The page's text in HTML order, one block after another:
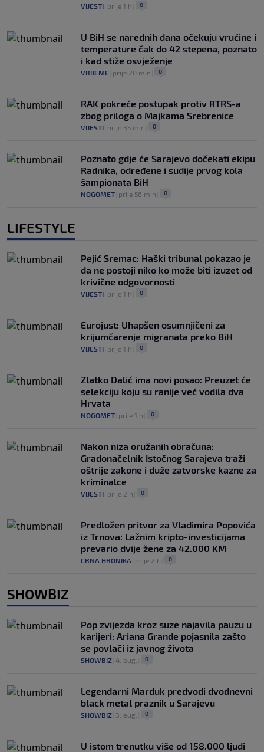
VIJESTI prije 1 h 0
U BiH se narednih dana očekuju vrućine i
temperature čak do 42 stepena, poznato
i kad stiže osvježenje
VRIJEME prije 20 min 0
RAK pokreće postupak protiv RTRS-a
zbog priloga o Majkama Srebrenice
VIJESTI prije 35 min 0
Poznato gdje će Sarajevo dočekati ekipu
Radnika, određene i sudije prvog kola
šampionata BiH
NOGOMET prije 56 min 0
LIFESTYLE
Pejić Sremac: Haški tribunal pokazao je
da ne postoji niko ko može biti izuzet od
krivične odgovornosti
VIJESTI prije 1 h 0
Eurojust: Uhapšen osumnjičeni za
krijumčarenje migranata preko BiH
VIJESTI prije 1 h 0
Zlatko Dalić ima novi posao: Preuzet će
selekciju koju su ranije već vodila dva
Hrvata
NOGOMET prije 1 h 0
Nakon niza oružanih obračuna:
Gradonačelnik Istočnog Sarajeva traži
oštrije zakone i duže zatvorske kazne za
kriminalce
VIJESTI prije 2 h 0
Predložen pritvor za Vladimira Popovića
iz Trnova: Lažnim kripto-investicijama
prevario dvije žene za 42.000 KM
CRNA HRONIKA prije 2 h 0
SHOWBIZ
Pop zvijezda kroz suze najavila pauzu u
karijeri: Ariana Grande pojasnila zašto
se povlači iz javnog života
SHOWBIZ 4. aug. 0
Legendarni Marduk predvodi dvodnevni
black metal praznik u Sarajevu
SHOWBIZ 3. aug. 0
U istom trenutku više od 158.000 ljudi